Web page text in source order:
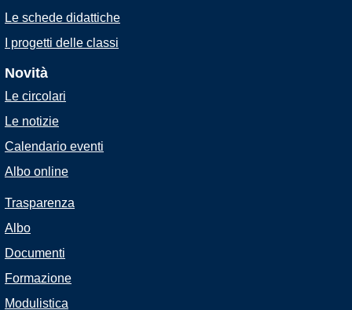
Le schede didattiche
I progetti delle classi
Novità
Le circolari
Le notizie
Calendario eventi
Albo online
Trasparenza
Albo
Documenti
Formazione
Modulistica